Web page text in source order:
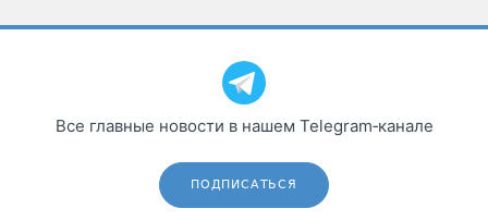
Все главные новости в нашем Telegram‑канале
ПОДПИСАТЬСЯ